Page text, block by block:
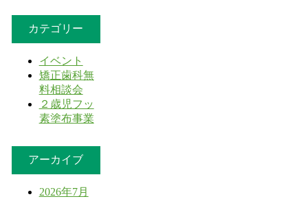
カテゴリー
イベント
矯正歯科無
料相談会
２歳児フッ
素塗布事業
アーカイブ
2026年7月